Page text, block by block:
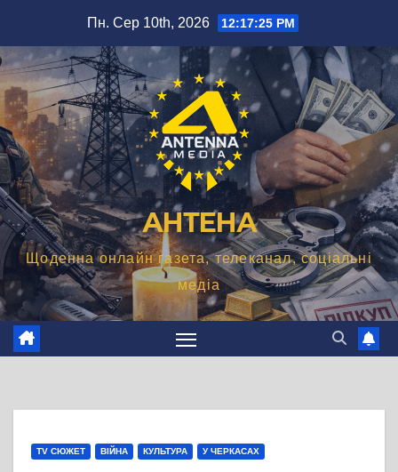
вмісту
Пн. Сер 10th, 2026 12:17:26 PM
АНТЕНА
Щоденна онлайн газета, телеканал, соціальні
медіа
TV СЮЖЕТ ВІЙНА КУЛЬТУРА У ЧЕРКАСАХ